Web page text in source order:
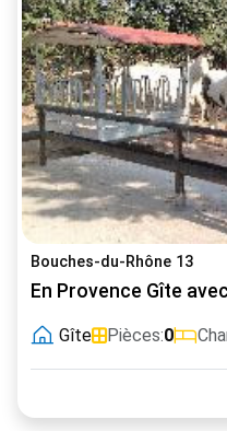
Bouches-du-Rhône 13
En Provence Gîte
Gîte Pièces:0